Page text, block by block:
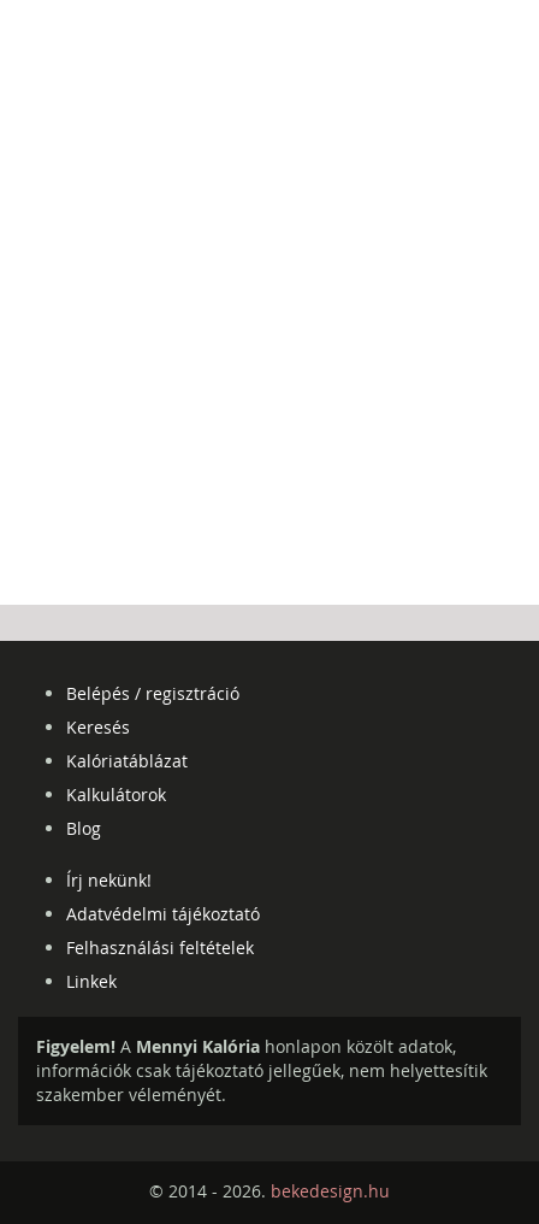
Belépés / regisztráció
Keresés
Kalóriatáblázat
Kalkulátorok
Blog
Írj nekünk!
Adatvédelmi tájékoztató
Felhasználási feltételek
Linkek
Figyelem! A Mennyi Kalória honlapon közölt adatok,
információk csak tájékoztató jellegűek, nem helyettesítik
szakember véleményét.
© 2014 - 2026. bekedesign.hu